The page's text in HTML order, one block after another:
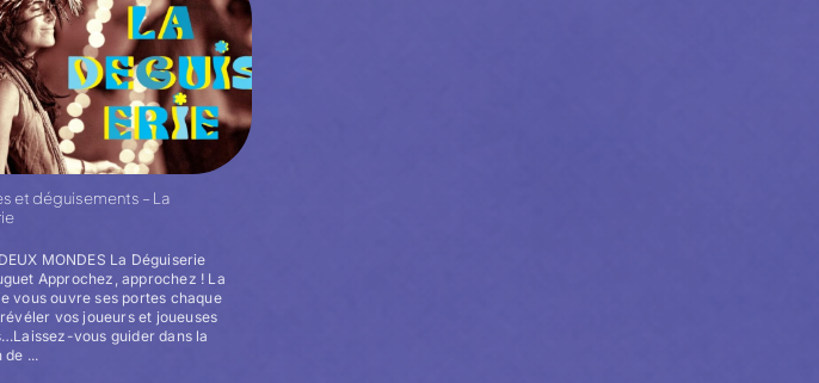
et déguisements – La
DEUX MONDES La Déguiserie
Approchez, approchez ! La
vous ouvre ses portes chaque
vos joueurs et joueuses
vous guider dans la
...